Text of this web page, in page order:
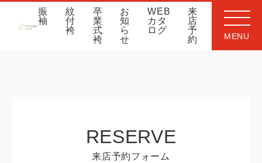
MENU
振
袖
紋
付
袴
卒
業
式
袴
お
知
ら
せ
WEB
カタ
ログ
来
店
予
約
RESERVE
来店予約フォーム